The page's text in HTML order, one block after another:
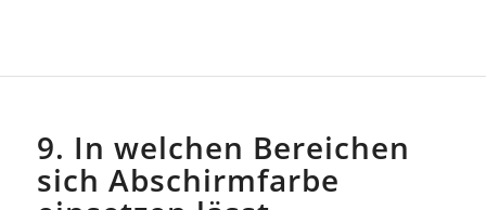
9. In welchen Bereichen
sich Abschirmfarbe